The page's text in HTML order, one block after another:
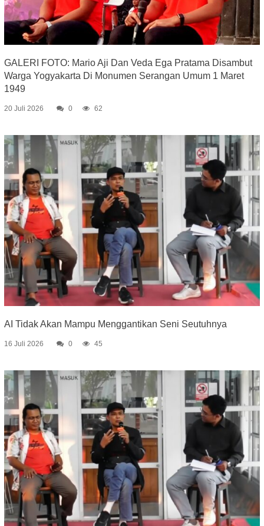
GALERI FOTO: Mario Aji Dan Veda Ega Pratama Disambut
Warga Yogyakarta Di Monumen Serangan Umum 1 Maret
1949
20 Juli 2026 0 62
AI Tidak Akan Mampu Menggantikan Seni Seutuhnya
16 Juli 2026 0 45